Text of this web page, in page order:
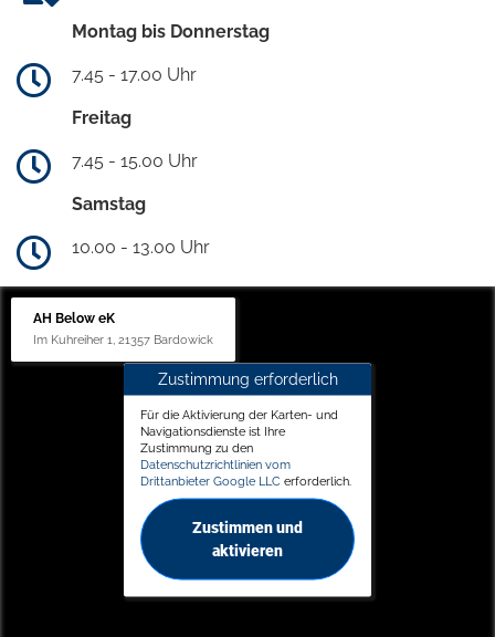
Montag bis Donnerstag
7.45 - 17.00 Uhr
Freitag
7.45 - 15.00 Uhr
Samstag
10.00 - 13.00 Uhr
AH Below eK
Im Kuhreiher 1, 21357 Bardowick
Zustimmung erforderlich
Für die Aktivierung der Karten- und
Navigationsdienste ist Ihre
Zustimmung zu den
Datenschutzrichtlinien vom
Drittanbieter Google LLC erforderlich.
Zustimmen und
aktivieren